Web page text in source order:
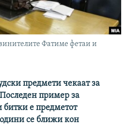
Фатиме фетаи и
предмети чекаат за
пример за
битки е предметот
се ближи кон